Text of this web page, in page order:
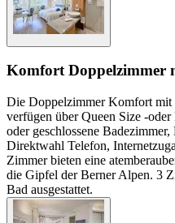
Komfort Doppelzimmer
Die Doppelzimmer Komfort mit
verfügen über Queen Size -
oder geschlossene
Direktwahl Telefon,
Zimmer bieten eine
die Gipfel der Berner Alpen. 3
Bad ausgestattet.